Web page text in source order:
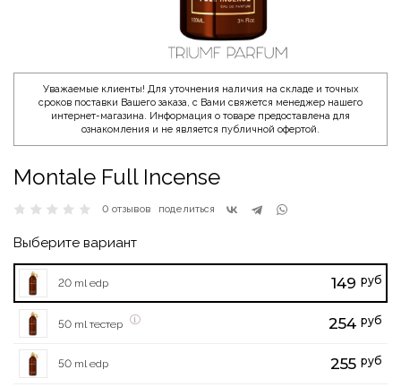
Уважаемые клиенты! Для уточнения наличия на складе и точных
сроков поставки Вашего заказа, с Вами свяжется менеджер нашего
интернет-магазина. Информация о товаре предоставлена для
ознакомления и не является публичной офертой.
Montale Full Incense
0 отзывов поделиться
Выберите вариант
20 ml edp 149 руб
50 ml тестер 254 руб
50 ml edp 255 руб